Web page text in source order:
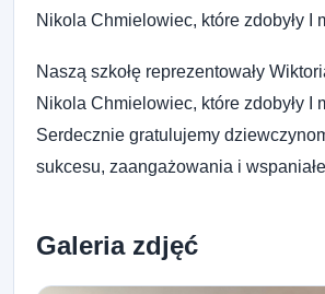
Nikola Chmielowiec, które zdobyły I
Naszą szkołę reprezentowały
Nikola Chmielowiec, które zdobyły I
Serdecznie gratulujemy
sukcesu, zaangażowania i
Galeria zdjęć